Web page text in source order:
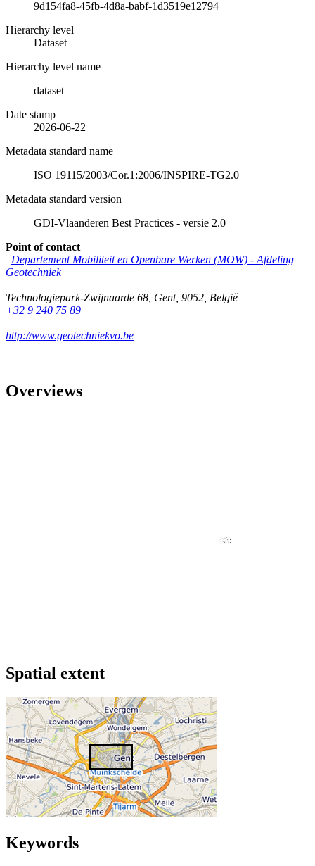
9d154fa8-45fb-4d8a-babf-1d3519e12794
Hierarchy level
Dataset
Hierarchy level name
dataset
Date stamp
2026-06-22
Metadata standard name
ISO 19115/2003/Cor.1:2006/INSPIRE-TG2.0
Metadata standard version
GDI-Vlaanderen Best Practices - versie 2.0
Point of contact
Departement Mobiliteit en Openbare Werken (MOW) - Afdeling
Geotechniek
Technologiepark-Zwijnaarde 68 Gent, 9052 België
+32 9 240 75 89
http://www.geotechniekvo.be
Overviews
Spatial extent
Keywords